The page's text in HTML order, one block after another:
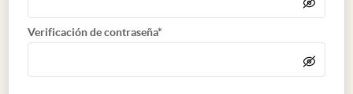
Verificación de contraseña*